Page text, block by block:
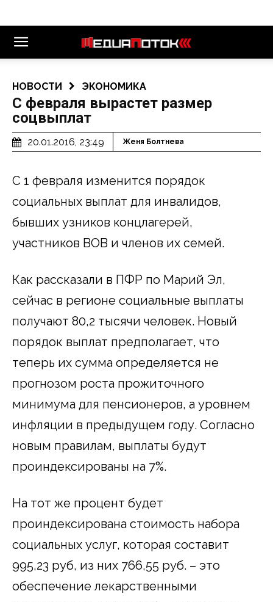
НОВОСТИ ЭКОНОМИКА
С февраля вырастет размер
соцвыплат
20.01.2016, 23:49 Женя Болтнева
С 1 февраля изменится порядок
социальных выплат для инвалидов,
бывших узников концлагерей,
участников ВОВ и членов их семей.
Как рассказали в ПФР по Марий Эл,
сейчас в регионе социальные выплаты
получают 80,2 тысячи человек. Новый
порядок выплат предполагает, что
теперь их сумма определяется не
прогнозом роста прожиточного
минимума для пенсионеров, а уровнем
инфляции в предыдущем году. Согласно
новым правилам, выплаты будут
проиндексированы на 7%.
На тот же процент будет
проиндексирована стоимость набора
социальных услуг, которая составит
995,23 руб, из них 766,55 руб. – это
обеспечение лекарственными